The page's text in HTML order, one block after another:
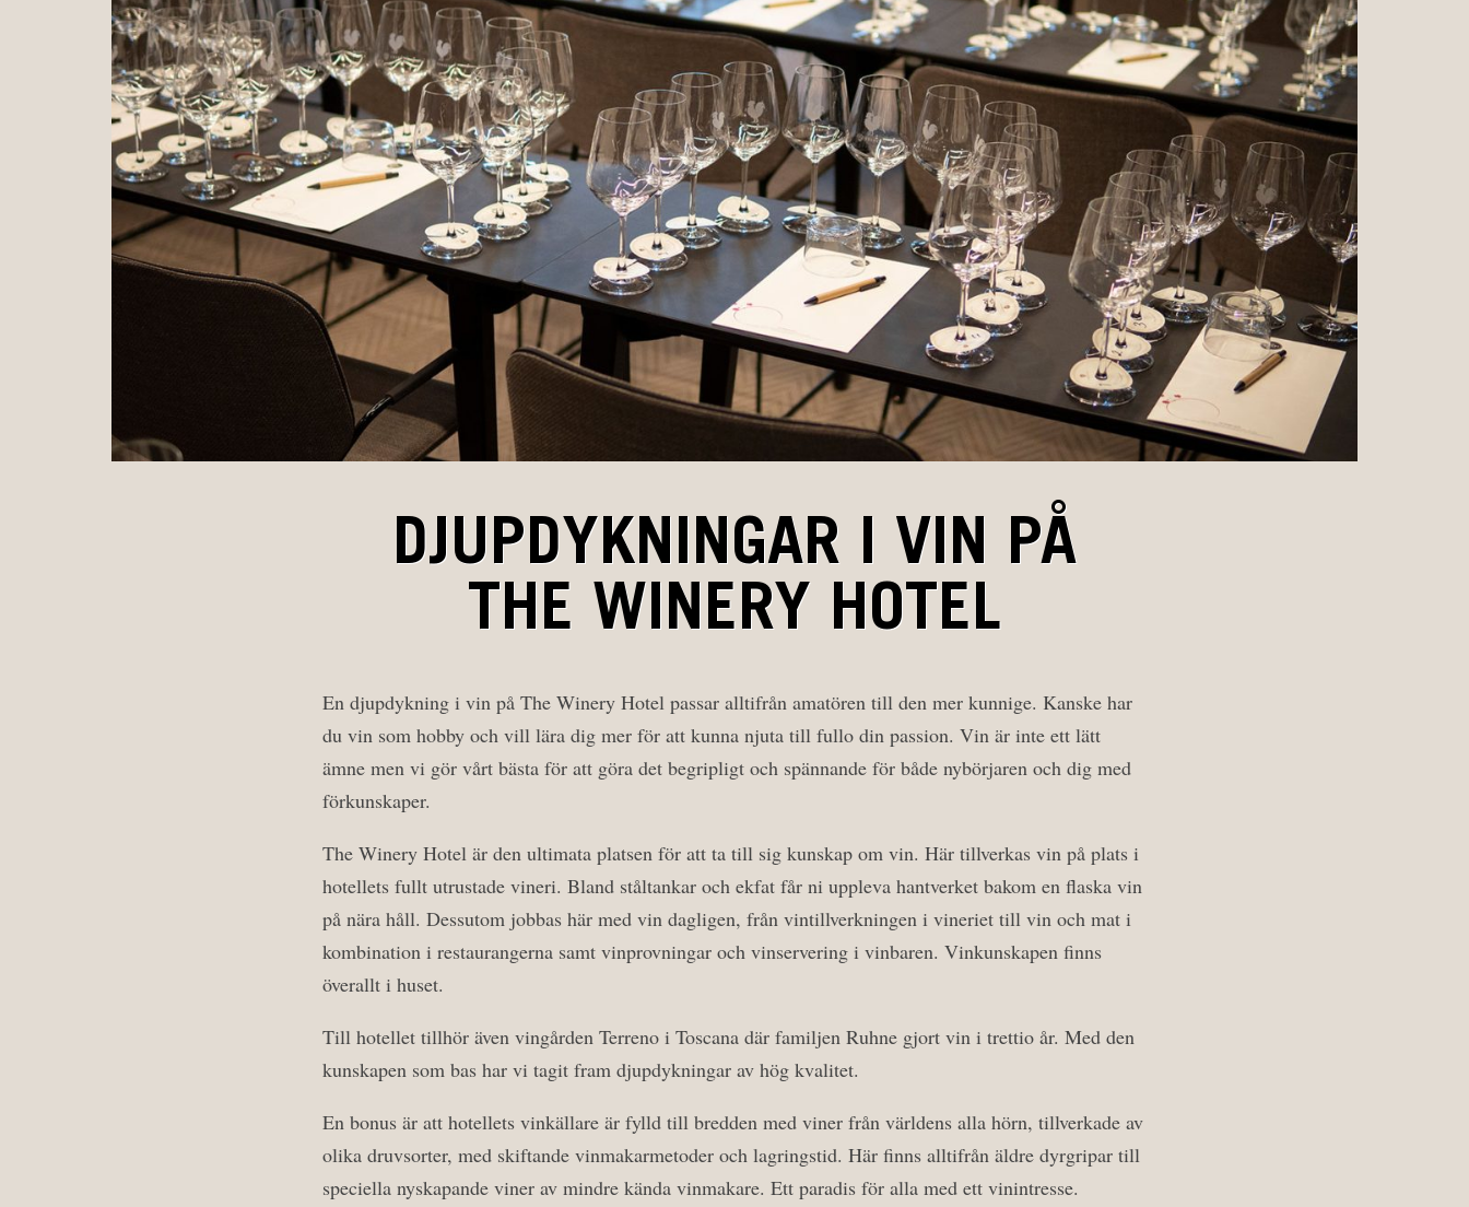
DJUPDYKNINGAR I VIN PÅ
THE WINERY HOTEL
En djupdykning i vin på The Winery Hotel passar alltifrån amatören till den mer kunnige. Kanske har
du vin som hobby och vill lära dig mer för att kunna njuta till fullo din passion. Vin är inte ett lätt
ämne men vi gör vårt bästa för att göra det begripligt och spännande för både nybörjaren och dig med
förkunskaper.
The Winery Hotel är den ultimata platsen för att ta till sig kunskap om vin. Här tillverkas vin på plats i
hotellets fullt utrustade vineri. Bland ståltankar och ekfat får ni uppleva hantverket bakom en flaska vin
på nära håll. Dessutom jobbas här med vin dagligen, från vintillverkningen i vineriet till vin och mat i
kombination i restaurangerna samt vinprovningar och vinservering i vinbaren. Vinkunskapen finns
överallt i huset.
Till hotellet tillhör även vingården Terreno i Toscana där familjen Ruhne gjort vin i trettio år. Med den
kunskapen som bas har vi tagit fram djupdykningar av hög kvalitet.
En bonus är att hotellets vinkällare är fylld till bredden med viner från världens alla hörn, tillverkade av
olika druvsorter, med skiftande vinmakarmetoder och lagringstid. Här finns alltifrån äldre dyrgripar till
speciella nyskapande viner av mindre kända vinmakare. Ett paradis för alla med ett vinintresse.